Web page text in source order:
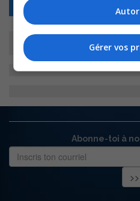
Abonne-toi à
Gérer vos